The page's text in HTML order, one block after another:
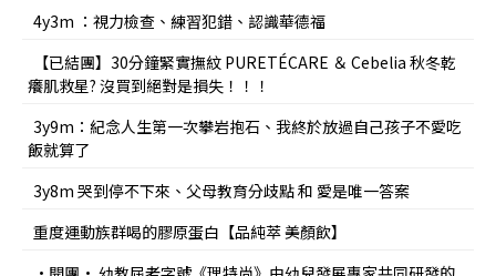
4y3m ：視力檢查、練習犯錯、認識華德福
【已結團】30分鐘緊實撫紋 PURETÉCARE ＆ Cebelia 秋冬乾
癢肌救星? 沒買到絕對是損失！！！
3y9m：紀念人生第一次攀岩抱石、我終於放過自己孩子不愛吃
飯就算了
3y8m 哭到停不下來、父母教育分歧點 和 愛是唯一答案
重度運動族群喝的膠原蛋白【品純萃 美顏飲】